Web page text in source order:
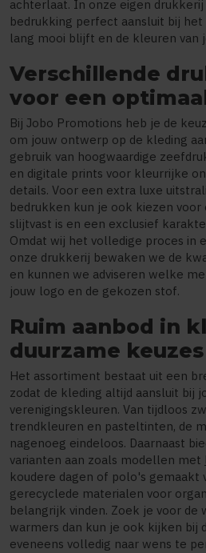
achterlaat. In onze eigen
bedrukking perfect aansluit bij
lang mooi blijft en de kleuren van
Verschillende
voor een
Bij Jobo Promotions heb je de
om jouw ontwerp op de kleding
gebruik van hoogwaardige
en digitale prints voor kleurrijke
details. Voor een extra luxe
bedrukken kun je ook kiezen voor
slijtvast is en een exclusief
Omdat wij het volledige proces in
onze drukkerij bewaken we de
en kunnen we adviseren welke
jouw logo en de gekozen stof.
Ruim aanbod in
duurzame keuzes
Het assortiment bestaat uit een
zodat de kleding altijd aansluit bij
verenigingskleuren. Van tijdloos
trendkleuren en pasteltinten, de
nagenoeg eindeloos. Daarnaast
varianten aan zoals modellen met
koudere dagen of polo's gemaakt
gerecyclede materialen voor
belangrijk vinden. Zoek je voor de
warmers dan kun je ook kijken bij
eveneens volledig naar wens te